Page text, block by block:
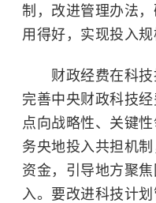
制，改进管理办法
用得好，实现投入规
财政经费在科技
完善中央财政科技
点向战略性、关键
务央地投入共担机
资金，引导地方聚
入。要改进科技计